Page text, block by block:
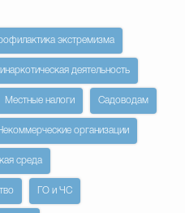
экстремизма
деятельность
Местные налоги Садоводам
организации
среда
ГО и ЧС